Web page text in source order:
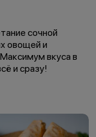
сочной
овощей и
вкуса в
и сразу!